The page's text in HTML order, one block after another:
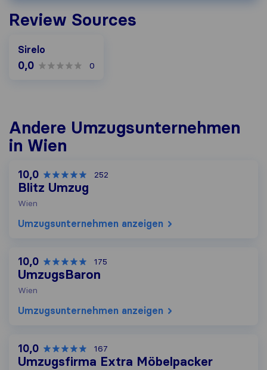
Review Sources
Sirelo
0,0 0
Andere Umzugs​unternehmen
in Wien
10,0 252
Blitz Umzug
Wien
Umzugs​unternehmen anzeigen
10,0 175
UmzugsBaron
Wien
Umzugs​unternehmen anzeigen
10,0 167
Umzugsfirma Extra Möbelpacker